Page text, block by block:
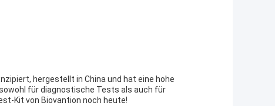
hergestellt in China und hat eine hohe
für diagnostische Tests als auch für
Kit von Biovantion noch heute!